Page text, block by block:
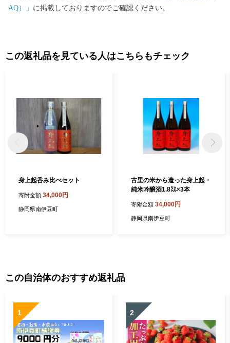
AQ）」 に掲載しておりますのでご確認ください。
この返礼品を見ている人はこちらもチェック
身上起呑み比べセット
寄附金額 34,000円
静岡県南伊豆町
古里の米から造った身上起・
純米吟醸酒1.8㍑×3本
寄附金額 34,000円
静岡県南伊豆町
この自治体のおすすめ返礼品
1 2